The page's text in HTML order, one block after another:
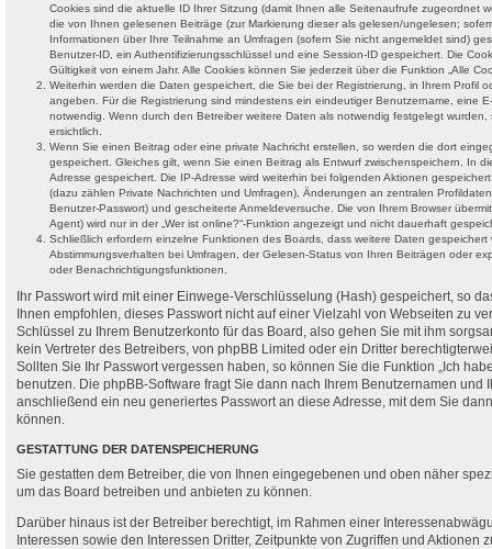
Cookies sind die aktuelle ID Ihrer Sitzung (damit Ihnen alle Seitenaufrufe zugeordnet
die von Ihnen gelesenen Beiträge (zur Markierung dieser als gelesen/ungelesen;
Informationen über Ihre Teilnahme an Umfragen (sofern Sie nicht angemeldet sind)
Benutzer-ID, ein Authentifizierungsschlüssel und eine Session-ID gespeichert. Die
Gültigkeit von einem Jahr. Alle Cookies können Sie jederzeit über die Funktion „Alle
Weiterhin werden die Daten gespeichert, die Sie bei der Registrierung, in Ihrem Profil
angeben. Für die Registrierung sind mindestens ein eindeutiger Benutzername, eine
notwendig. Wenn durch den Betreiber weitere Daten als notwendig festgelegt
ersichtlich.
Wenn Sie einen Beitrag oder eine private Nachricht erstellen, so werden die dort
gespeichert. Gleiches gilt, wenn Sie einen Beitrag als Entwurf zwischenspeichern. In
Adresse gespeichert. Die IP-Adresse wird weiterhin bei folgenden Aktionen
(dazu zählen Private Nachrichten und Umfragen), Änderungen an zentralen
Benutzer-Passwort) und gescheiterte Anmeldeversuche. Die von Ihrem Browser
Agent) wird nur in der „Wer ist online?“-Funktion angezeigt und nicht dauerhaft
Schließlich erfordern einzelne Funktionen des Boards, dass weitere Daten
Abstimmungsverhalten bei Umfragen, der Gelesen-Status von Ihren Beiträgen oder
oder Benachrichtigungsfunktionen.
Ihr Passwort wird mit einer Einwege-Verschlüsselung (Hash) gespeichert, so
Ihnen empfohlen, dieses Passwort nicht auf einer Vielzahl von Webseiten zu
Schlüssel zu Ihrem Benutzerkonto für das Board, also gehen Sie mit ihm
kein Vertreter des Betreibers, von phpBB Limited oder ein Dritter
Sollten Sie Ihr Passwort vergessen haben, so können Sie die Funktion „Ich
benutzen. Die phpBB-Software fragt Sie dann nach Ihrem Benutzernamen und
anschließend ein neu generiertes Passwort an diese Adresse, mit dem Sie
können.
GESTATTUNG DER DATENSPEICHERUNG
Sie gestatten dem Betreiber, die von Ihnen eingegebenen und oben näher
um das Board betreiben und anbieten zu können.
Darüber hinaus ist der Betreiber berechtigt, im Rahmen einer
Interessen sowie den Interessen Dritter, Zeitpunkte von Zugriffen und Aktionen